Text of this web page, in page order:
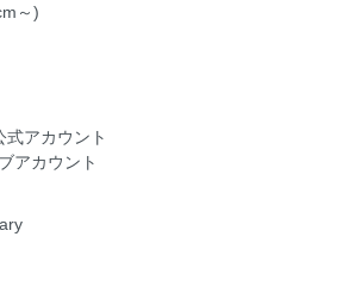
～)
アカウント
アカウント